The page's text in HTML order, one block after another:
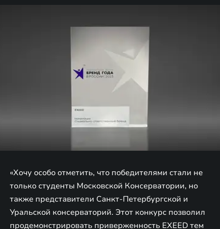
«Хочу особо отметить, что победителями стали не
только студенты Московской Консерватории, но
также представители Санкт-Петербургской и
Уральской консерваторий. Этот конкурс позволил
продемонстрировать приверженность EXEED тем